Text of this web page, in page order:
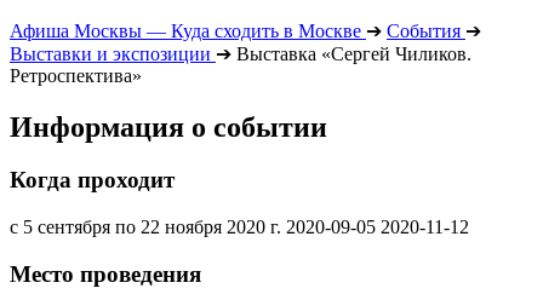
Афиша Москвы — Куда сходить в Москве ➔ События ➔
Выставки и экспозиции ➔ Выставка «Сергей Чиликов.
Ретроспектива»
Информация о событии
Когда проходит
с 5 сентября по 22 ноября 2020 г. 2020-09-05 2020-11-12
Место проведения